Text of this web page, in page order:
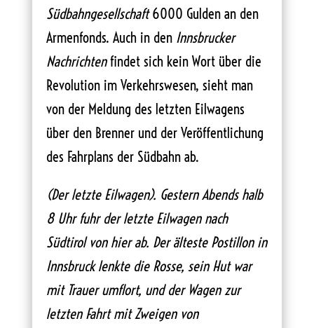
Südbahngesellschaft6000 Gulden an den
Armenfonds. Auch in den Innsbrucker
Nachrichtenfindet sich kein Wort über die
Revolution im Verkehrswesen, sieht man
von der Meldung des letzten Eilwagens
über den Brenner und der Veröffentlichung
des Fahrplans der Südbahn ab.
(Der letzte Eilwagen). Gestern Abends halb
8 Uhr fuhr der letzte Eilwagen nach
Südtirol von hier ab. Der älteste Postillon in
Innsbruck lenkte die Rosse, sein Hut war
mit Trauer umflort, und der Wagen zur
letzten Fahrt mit Zweigen von